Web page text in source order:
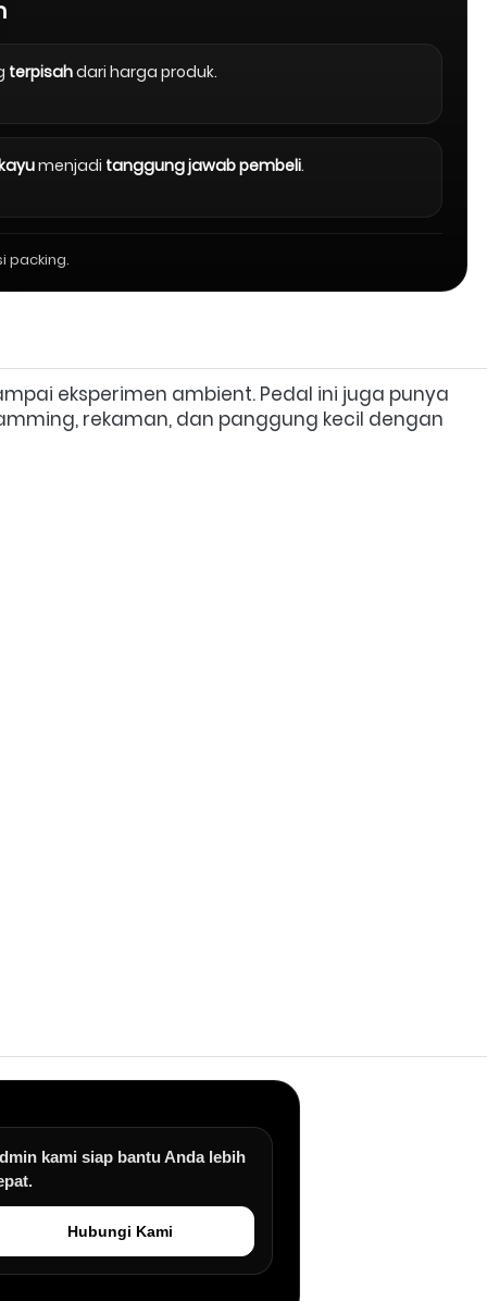
terpisahdari harga produk.
menjadi tanggung jawab pembeli.
packing.
rekaman, dan panggung kecil dengan
kami siap bantu Anda lebih
Hubungi Kami